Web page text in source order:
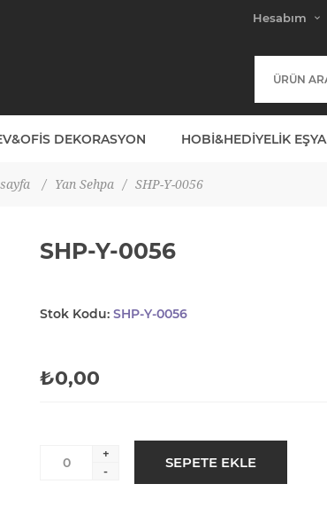
Hesabım
DEKORASYON HOBI&HEDIYELIK EŞYA
/ Yan Sehpa / SHP-Y-0056
SHP-Y-0056
Stok Kodu: SHP-Y-0056
₺0,00
+
-